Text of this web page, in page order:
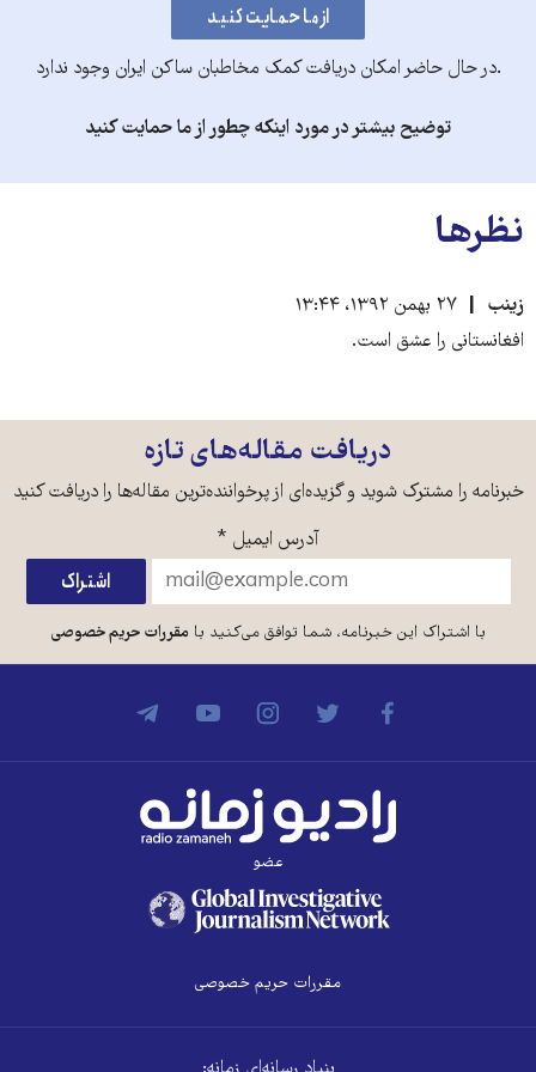
.در حال حاضر امکان دریافت کمک مخاطبان ساکن ایران وجود ندارد
توضیح بیشتر در مورد اینکه چطور از ما حمایت کنید
نظرها
زینب
۲۷ بهمن ۱۳۹۲، ۱۳:۴۴
افغانستانی را عشق است.
دریافت مقاله‌های تازه
خبرنامه را مشترک شوید و گزیده‌ای از پرخواننده‌ترین مقاله‌ها را دریافت کنید
آدرس ایمیل *
با اشتراک این خبرنامه، شما توافق می‌کنید بامقررات حریم خصوصی
عضو
مقررات حریم خصوصی